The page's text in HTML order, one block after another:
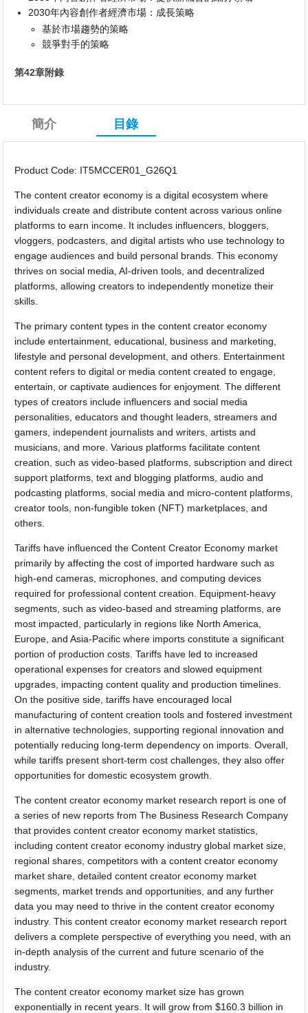
2030年內容創作者經濟市場：成長策略
基於市場趨勢的策略
競爭對手的策略
第42章附錄
簡介 目錄
Product Code: IT5MCCER01_G26Q1
The content creator economy is a digital ecosystem where
individuals create and distribute content across various online
platforms to earn income. It includes influencers, bloggers,
vloggers, podcasters, and digital artists who use technology to
engage audiences and build personal brands. This economy
thrives on social media, AI-driven tools, and decentralized
platforms, allowing creators to independently monetize their
skills.
The primary content types in the content creator economy
include entertainment, educational, business and marketing,
lifestyle and personal development, and others. Entertainment
content refers to digital or media content created to engage,
entertain, or captivate audiences for enjoyment. The different
types of creators include influencers and social media
personalities, educators and thought leaders, streamers and
gamers, independent journalists and writers, artists and
musicians, and more. Various platforms facilitate content
creation, such as video-based platforms, subscription and direct
support platforms, text and blogging platforms, audio and
podcasting platforms, social media and micro-content platforms,
creator tools, non-fungible token (NFT) marketplaces, and
others.
Tariffs have influenced the Content Creator Economy market
primarily by affecting the cost of imported hardware such as
high-end cameras, microphones, and computing devices
required for professional content creation. Equipment-heavy
segments, such as video-based and streaming platforms, are
most impacted, particularly in regions like North America,
Europe, and Asia-Pacific where imports constitute a significant
portion of production costs. Tariffs have led to increased
operational expenses for creators and slowed equipment
upgrades, impacting content quality and production timelines.
On the positive side, tariffs have encouraged local
manufacturing of content creation tools and fostered investment
in alternative technologies, supporting regional innovation and
potentially reducing long-term dependency on imports. Overall,
while tariffs present short-term cost challenges, they also offer
opportunities for domestic ecosystem growth.
The content creator economy market research report is one of
a series of new reports from The Business Research Company
that provides content creator economy market statistics,
including content creator economy industry global market size,
regional shares, competitors with a content creator economy
market share, detailed content creator economy market
segments, market trends and opportunities, and any further
data you may need to thrive in the content creator economy
industry. This content creator economy market research report
delivers a complete perspective of everything you need, with an
in-depth analysis of the current and future scenario of the
industry.
The content creator economy market size has grown
exponentially in recent years. It will grow from $160.3 billion in